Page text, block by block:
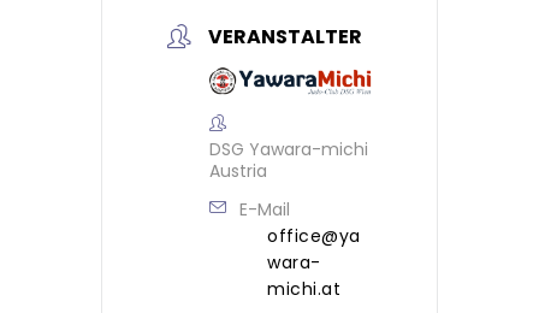
VERANSTALTER
DSG Yawara-michi
Austria
E-Mail
office@ya
wara-
michi.at